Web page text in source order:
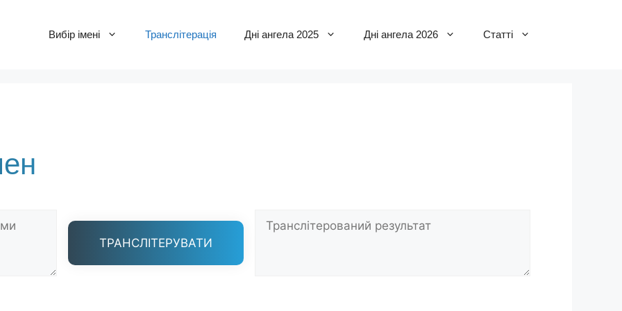
Вибір імені Транслітерація Дні ангела 2025 Дні ангела 2026 Статті
ТРАНСЛІТЕРУВАТИ